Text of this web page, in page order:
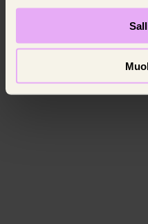
joita olet antanut
Pyydämme